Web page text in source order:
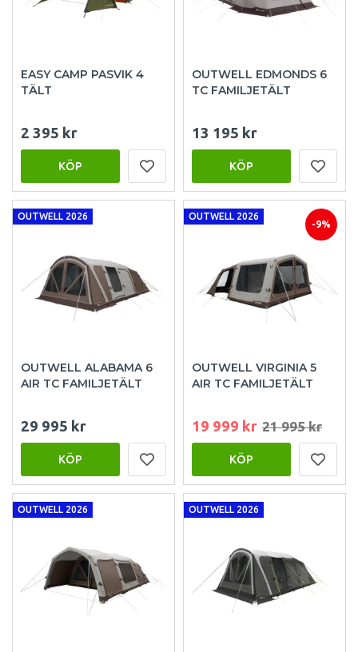
EASY CAMP PASVIK 4
TÄLT
2 395 kr
KÖP
OUTWELL EDMONDS 6
TC FAMILJETÄLT
13 195 kr
KÖP
OUTWELL 2026
OUTWELL ALABAMA 6
AIR TC FAMILJETÄLT
29 995 kr
KÖP
OUTWELL 2026
-9%
OUTWELL VIRGINIA 5
AIR TC FAMILJETÄLT
19 999 kr 21 995 kr
KÖP
OUTWELL 2026 OUTWELL 2026